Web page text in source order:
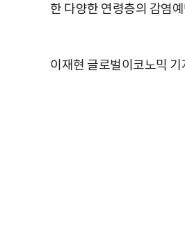
한 다양한 연령층의 감염
이재현 글로벌이코노믹